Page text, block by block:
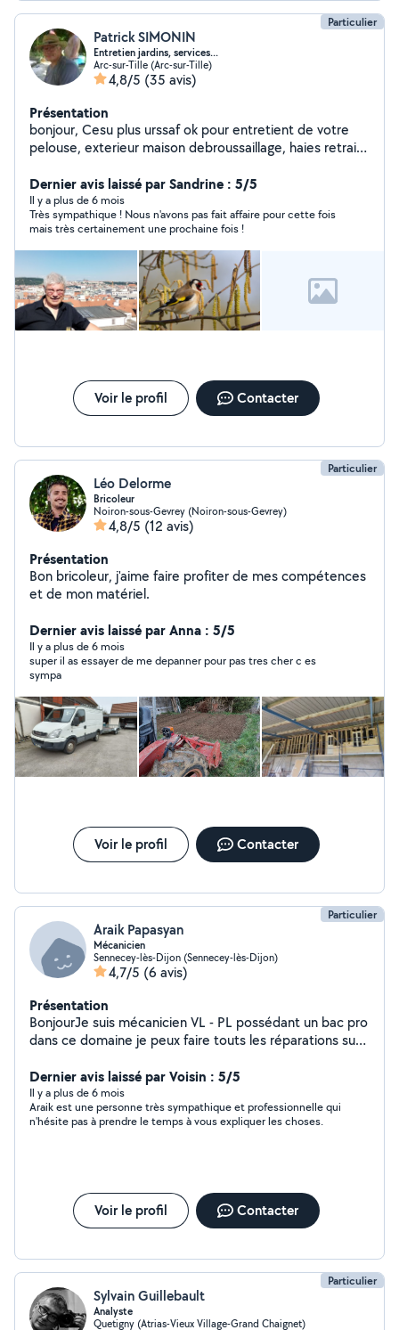
Particulier
Patrick SIMONIN
Entretien jardins, services...
Arc-sur-Tille (Arc-sur-Tille)
4,8/5 (35 avis)
Présentation
bonjour, Cesu plus urssaf ok pour entretient de votre
pelouse, exterieur maison debroussaillage, haies retraité
jardin, de votre verger. Je possède tout le matériel
nécessaire, remorque pour évacuer les déchets verts.
vidange, petite mécanique, entretient veh
Dernier avis laissé par Sandrine : 5/5
Il y a plus de 6 mois
Très sympathique ! Nous n'avons pas fait affaire pour cette fois
mais très certainement une prochaine fois !
Voir le profil Contacter
Particulier
Léo Delorme
Bricoleur
Noiron-sous-Gevrey (Noiron-sous-Gevrey)
4,8/5 (12 avis)
Présentation
Bon bricoleur, j'aime faire profiter de mes compétences
et de mon matériel.
Dernier avis laissé par Anna : 5/5
Il y a plus de 6 mois
super il as essayer de me depanner pour pas tres cher c es
sympa
Voir le profil Contacter
Particulier
Araik Papasyan
Mécanicien
Sennecey-lès-Dijon (Sennecey-lès-Dijon)
4,7/5 (6 avis)
Présentation
BonjourJe suis mécanicien VL - PL possédant un bac pro
dans ce domaine je peux faire touts les réparations sur
peinture dans la maison, réparation de portable ( écran
haut parleur antenne wifi) ....
Dernier avis laissé par Voisin : 5/5
Il y a plus de 6 mois
Araik est une personne très sympathique et professionnelle qui
n'hésite pas à prendre le temps à vous expliquer les choses.
Voir le profil Contacter
Particulier
Sylvain Guillebault
Analyste
Quetigny (Atrias-Vieux Village-Grand Chaignet)